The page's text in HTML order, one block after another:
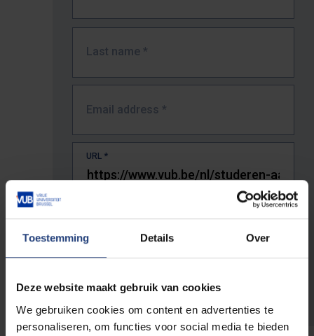
Toestemming Details Over
Deze website maakt gebruik van cookies
We gebruiken cookies om content en advertenties te
personaliseren, om functies voor social media te bieden
Last name *
Email address *
URL *
The full URL of the page where you encountered the error.